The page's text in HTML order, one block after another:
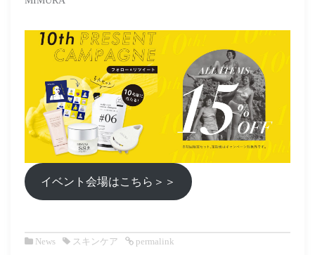
イベント会場はこちら＞＞
News スキンケア permalink